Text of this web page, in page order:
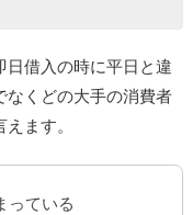
日借入の時に平日と違
なくどの大手の消費者
ます。
っている